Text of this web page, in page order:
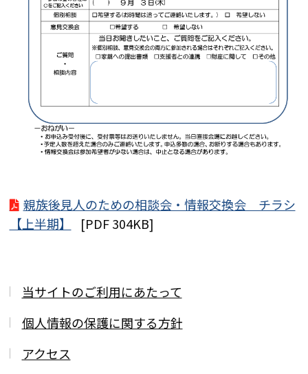
親族後見人のための相談会・情報交換会 チラシ
【上半期】
[PDF 304KB]
当サイトのご利用にあたって
個人情報の保護に関する方針
アクセス